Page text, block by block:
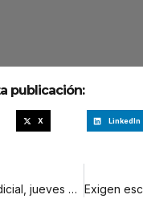
publicación:
X LinkedIn
Crónica Judicial, jueves 25 de junio 2026